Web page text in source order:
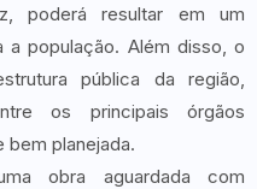
poderá resultar em um
a população. Além disso, o
pública da região,
os principais órgãos
bem planejada.
obra aguardada com